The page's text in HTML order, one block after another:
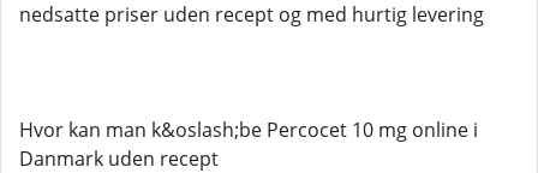
nedsatte priser uden recept og med hurtig levering
Hvor kan man k&oslash;be Percocet 10 mg online i
Danmark uden recept